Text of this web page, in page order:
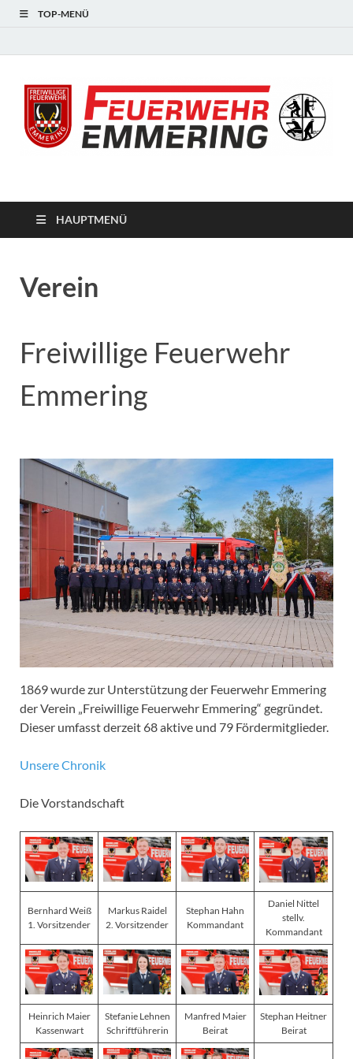
TOP-MENÜ
HAUPTMENÜ
Verein
Freiwillige Feuerwehr
Emmering
1869 wurde zur Unterstützung der Feuerwehr Emmering
der Verein „Freiwillige Feuerwehr Emmering“ gegründet.
Dieser umfasst derzeit 68 aktive und 79 Fördermitglieder.
Unsere Chronik
Die Vorstandschaft
Bernhard Weiß
1. Vorsitzender
Markus Raidel
2. Vorsitzender
Stephan Hahn
Kommandant
Daniel Nittel
stellv.
Kommandant
Heinrich Maier
Kassenwart
Stefanie Lehnen
Schriftführerin
Manfred Maier
Beirat
Stephan Heitner
Beirat